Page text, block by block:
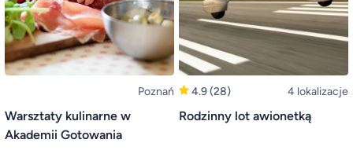
Poznań
Warsztaty kulinarne w
Akademii Gotowania
4.9(28) 4 lokalizacje
Rodzinny lot awionetką